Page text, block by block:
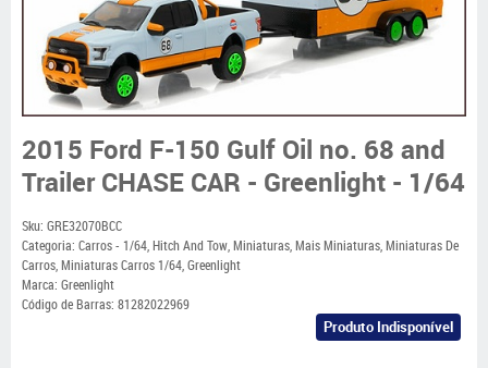
2015 Ford F-150 Gulf Oil no. 68 and
Trailer CHASE CAR - Greenlight - 1/64
Sku: GRE32070BCC
Categoria: Carros - 1/64,Hitch And Tow,Miniaturas,Mais Miniaturas,Miniaturas De
Carros,Miniaturas Carros 1/64,Greenlight
Marca: Greenlight
Código de Barras: 81282022969
Produto Indisponível